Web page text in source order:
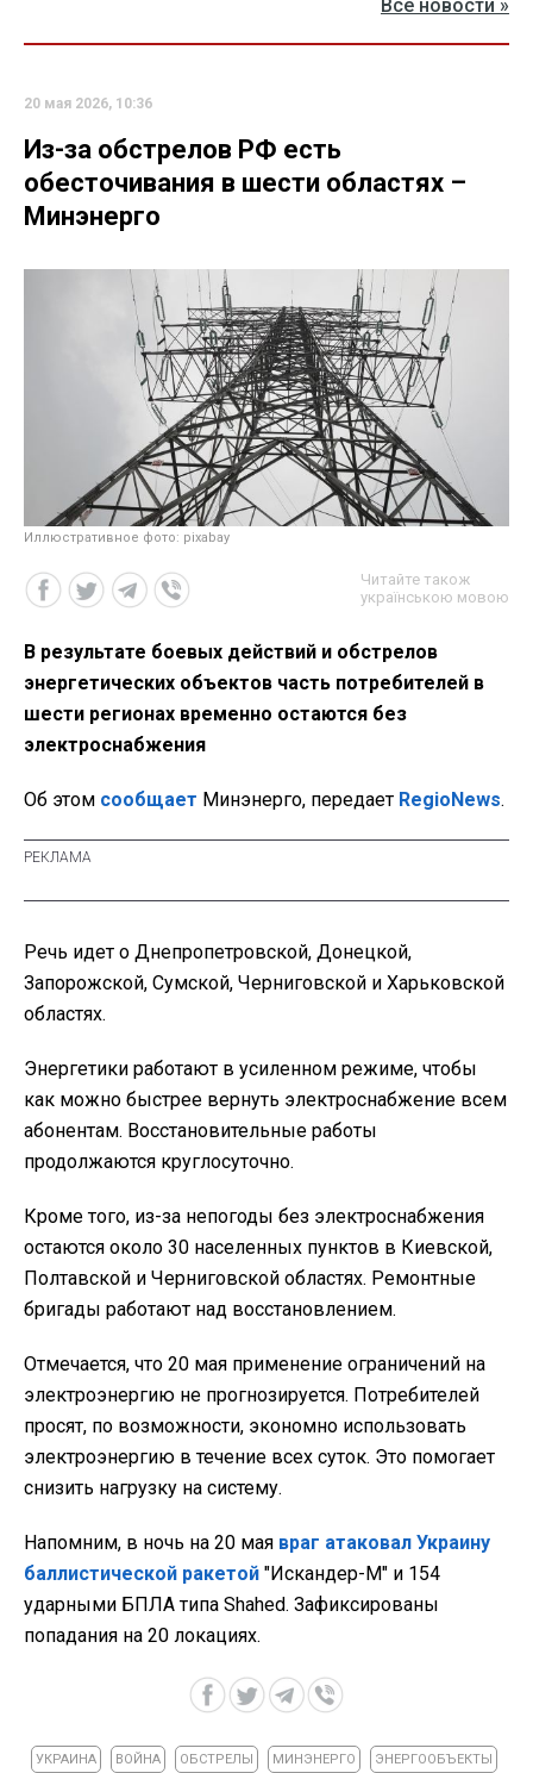
Все новости »
20 мая 2026, 10:36
Из-за обстрелов РФ есть
обесточивания в шести областях –
Минэнерго
Иллюстративное фото: pixabay
Читайте також
українською мовою
В результате боевых действий и обстрелов
энергетических объектов часть потребителей в
шести регионах временно остаются без
электроснабжения
Об этом сообщает Минэнерго, передает RegioNews.
Речь идет о Днепропетровской, Донецкой,
Запорожской, Сумской, Черниговской и Харьковской
областях.
Энергетики работают в усиленном режиме, чтобы
как можно быстрее вернуть электроснабжение всем
абонентам. Восстановительные работы
продолжаются круглосуточно.
Кроме того, из-за непогоды без электроснабжения
остаются около 30 населенных пунктов в Киевской,
Полтавской и Черниговской областях. Ремонтные
бригады работают над восстановлением.
Отмечается, что 20 мая применение ограничений на
электроэнергию не прогнозируется. Потребителей
просят, по возможности, экономно использовать
электроэнергию в течение всех суток. Это помогает
снизить нагрузку на систему.
Напомним, в ночь на 20 мая враг атаковал Украину
баллистической ракетой "Искандер-М" и 154
ударными БПЛА типа Shahed. Зафиксированы
попадания на 20 локациях.
УКРАИНА ВОЙНА ОБСТРЕЛЫ МИНЭНЕРГО ЭНЕРГООБЪЕКТЫ